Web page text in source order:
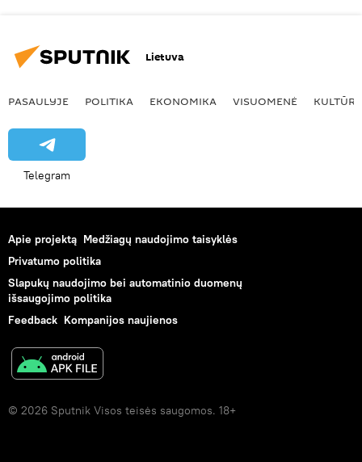
Lietuva
PASAULYJE POLITIKA EKONOMIKA VISUOMENĖ KULTŪRA
Telegram
Apie projektą Medžiagų naudojimo taisyklės
Privatumo politika
Slapukų naudojimo bei automatinio duomenų
išsaugojimo politika
Feedback Kompanijos naujienos
© 2026 Sputnik Visos teisės saugomos. 18+